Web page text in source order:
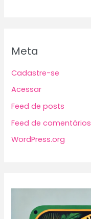
Meta
Cadastre-se
Acessar
Feed de posts
Feed de comentários
WordPress.org